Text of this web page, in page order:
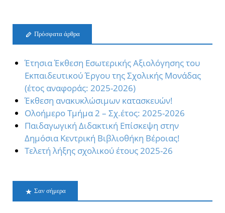
Πρόσφατα άρθρα
Έτησια Έκθεση Εσωτερικής Αξιολόγησης του
Εκπαιδευτικού Έργου της Σχολικής Μονάδας
(έτος αναφοράς: 2025-2026)
Έκθεση ανακυκλώσιμων κατασκευών!
Oλοήμερο Τμήμα 2 – Σχ.έτος: 2025-2026
Παιδαγωγική Διδακτική Επίσκεψη στην
Δημόσια Κεντρική Βιβλιοθήκη Βέροιας!
Τελετή λήξης σχολικού έτους 2025-26
Σαν σήμερα